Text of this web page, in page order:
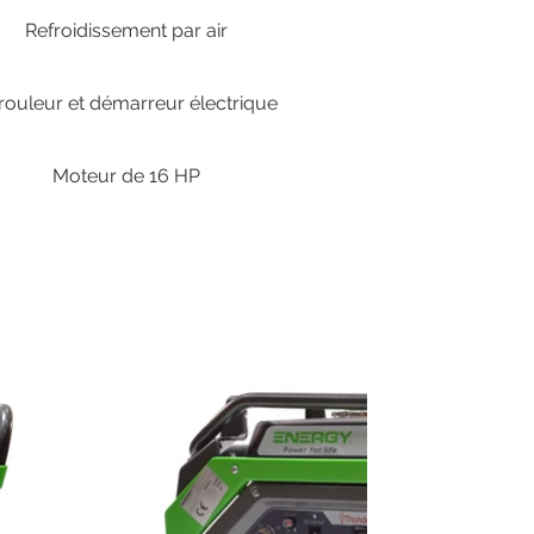
Refroidissement par air
et démarreur électrique
Moteur de 16 HP